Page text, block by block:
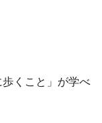
くこと」が学べ